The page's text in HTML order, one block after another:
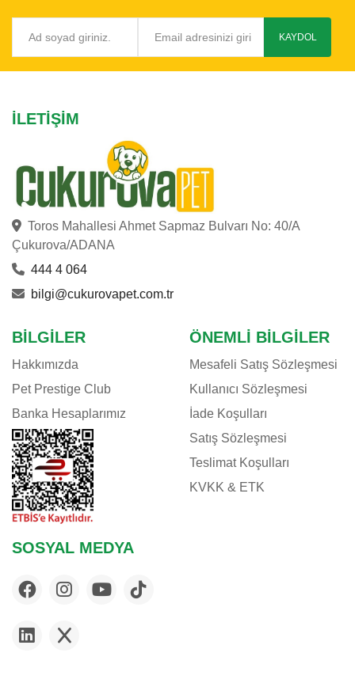
KAYDOL
İLETIŞIM
Toros Mahallesi Ahmet Sapmaz Bulvarı No: 40/A
Çukurova/ADANA
444 4 064
bilgi@cukurovapet.com.tr
BILGILER
Hakkımızda
Pet Prestige Club
Banka Hesaplarımız
ÖNEMLI BILGILER
Mesafeli Satış Sözleşmesi
Kullanıcı Sözleşmesi
İade Koşulları
Satış Sözleşmesi
Teslimat Koşulları
KVKK & ETK
SOSYAL MEDYA